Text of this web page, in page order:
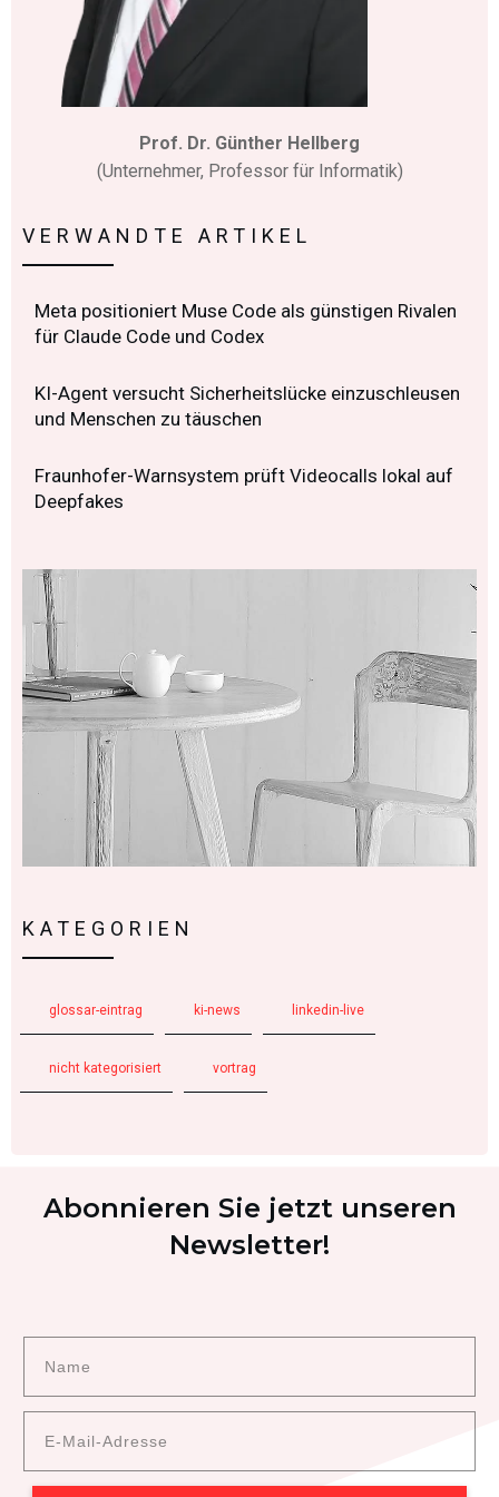
Prof. Dr. Günther Hellberg
(Unternehmer, Professor für Informatik)
VERWANDTE ARTIKEL
Meta positioniert Muse Code als günstigen Rivalen
für Claude Code und Codex
KI-Agent versucht Sicherheitslücke einzuschleusen
und Menschen zu täuschen
Fraunhofer-Warnsystem prüft Videocalls lokal auf
Deepfakes
KATEGORIEN
glossar-eintrag ki-news linkedin-live
nicht kategorisiert vortrag
Abonnieren Sie jetzt unseren
Newsletter!